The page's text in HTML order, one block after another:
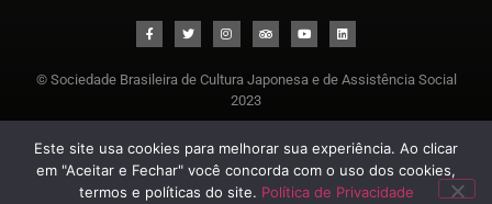
© Sociedade Brasileira de Cultura Japonesa e de Assistência Social
2023
Este site usa cookies para melhorar sua experiência. Ao clicar
em "Aceitar e Fechar" você concorda com o uso dos cookies,
termos e políticas do site. Política de Privacidade